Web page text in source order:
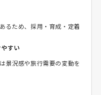
るため、採用・育成・定着
すい
景況感や旅行需要の変動を